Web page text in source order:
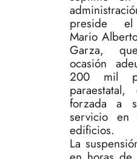
preside el
Mario
Garza,
ocasión
200 mil
forzada a
servicio
edificios.
La